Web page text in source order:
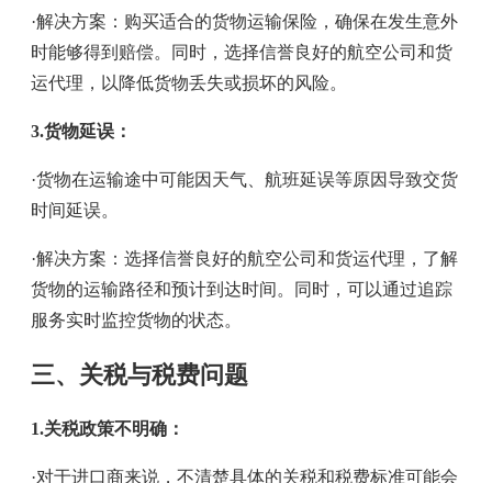
·解决方案：购买适合的货物运输保险，确保在发生意外
时能够得到赔偿。同时，选择信誉良好的航空公司和货
运代理，以降低货物丢失或损坏的风险。
3.货物延误：
·货物在运输途中可能因天气、航班延误等原因导致交货
时间延误。
·解决方案：选择信誉良好的航空公司和货运代理，了解
货物的运输路径和预计到达时间。同时，可以通过追踪
服务实时监控货物的状态。
三、关税与税费问题
1.关税政策不明确：
·对于进口商来说，不清楚具体的关税和税费标准可能会